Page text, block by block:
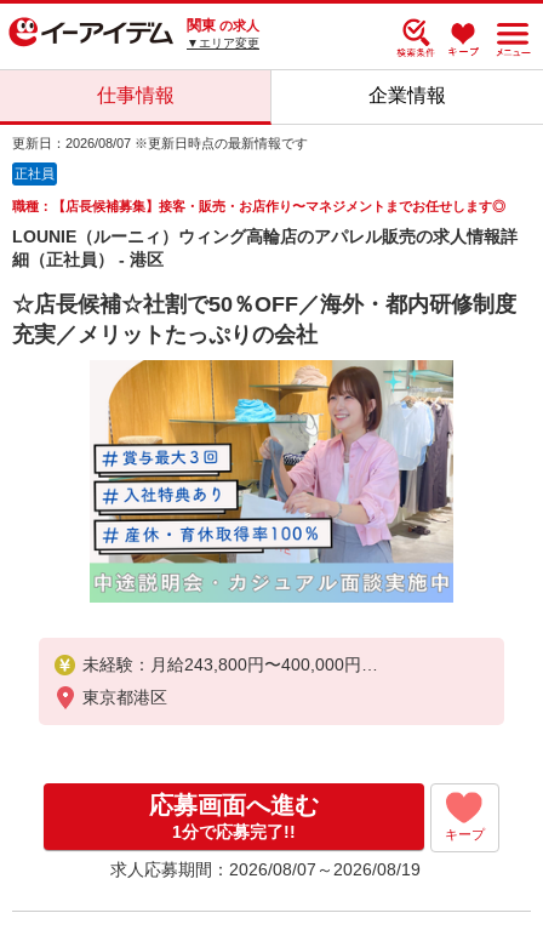
関東 の求人
▼エリア変更
仕事情報 企業情報
更新日：2026/08/07 ※更新日時点の最新情報です
正社員
職種：【店長候補募集】接客・販売・お店作り〜マネジメントまでお任せします◎
LOUNIE（ルーニィ）ウィング高輪店のアパレル販売の求人情報詳
細（正社員） - 港区
☆店長候補☆社割で50％OFF／海外・都内研修制度
充実／メリットたっぷりの会社
未経験：月給243,800円〜400,000円
経験者（店長候補）：月給300,000円〜 ※試用期間
中は270,000円〜
※経験・能力考慮
※固定残業時間は1ヶ月あたり20時間、超過時は追加
で残業手当支給
※月3万円まで交通費支給
※試用期間（2〜3ヶ月）も同条件
【手当】固定残業手当／資格手当／店舗職制手当／
東京都港区
応募画面へ進む
1分で応募完了!! キープ
求人応募期間：2026/08/07～2026/08/19